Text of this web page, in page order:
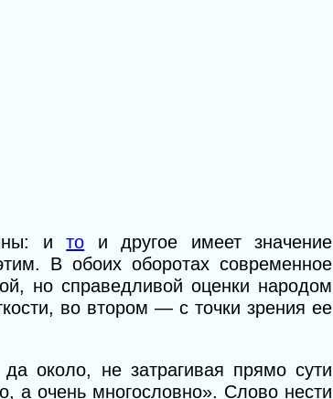
ито и другое имеет значение
В обоих оборотах современное
но справедливой оценки народом
во втором — с точки зрения ее
да около, не затрагивая прямо сути
а очень многословно». Слово нести